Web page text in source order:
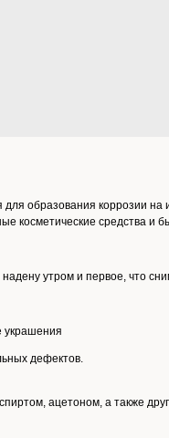
образования коррозии
косметические средства и
утром и первое, что
украшения
дефектов.
ацетоном, а также